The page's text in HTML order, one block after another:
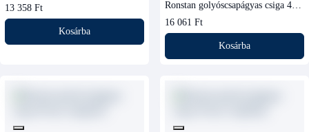
13 358 Ft
Kosárba
Ronstan golyóscsapágyas csiga 40
mm, forgófejes, beckettel
16 061 Ft
Kosárba